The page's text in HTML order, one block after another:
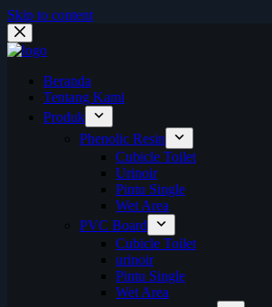
Skip to content
Beranda
Tentang Kami
Produk
Phenolic Resin
Cubicle Toilet
Urinoir
Pintu Single
Wet Area
PVC Board
Cubicle Toilet
urinoir
Pintu Single
Wet Area